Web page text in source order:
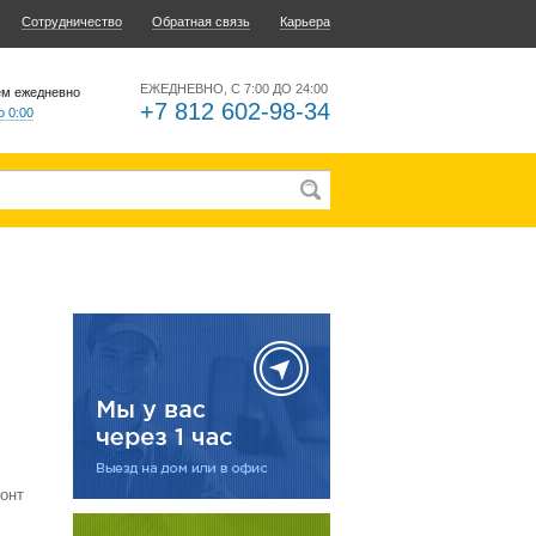
Сотрудничество Обратная связь Карьера
ЕЖЕДНЕВНО, С 7:00 ДО 24:00
+7 812 602-98-34
ежедневно
0:00